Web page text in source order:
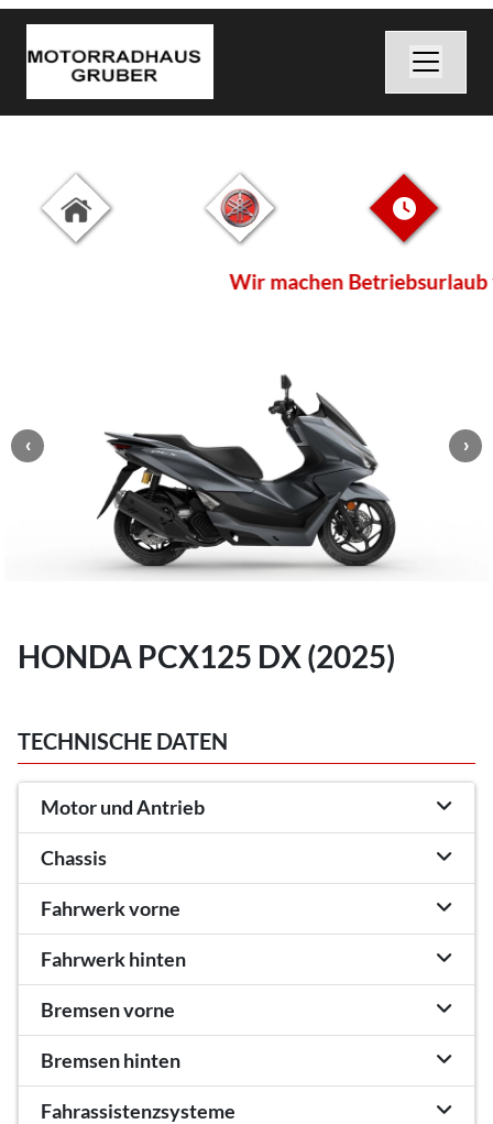
Wir machen Betriebsurlaub
HONDA PCX125 DX (2025)
TECHNISCHE DATEN
Motor und Antrieb
Chassis
Fahrwerk vorne
Fahrwerk hinten
Bremsen vorne
Bremsen hinten
Fahrassistenzsysteme